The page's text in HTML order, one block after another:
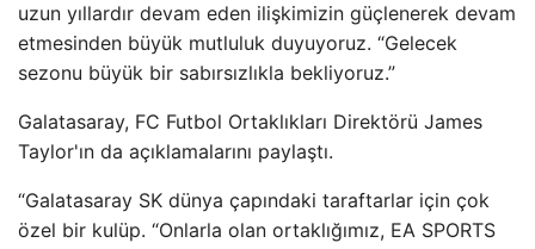
uzun yıllardır devam eden ilişkimizin güçlenerek devam
etmesinden büyük mutluluk duyuyoruz. “Gelecek
sezonu büyük bir sabırsızlıkla bekliyoruz.”
Galatasaray, FC Futbol Ortaklıkları Direktörü James
Taylor'ın da açıklamalarını paylaştı.
“Galatasaray SK dünya çapındaki taraftarlar için çok
özel bir kulüp. “Onlarla olan ortaklığımız, EA SPORTS